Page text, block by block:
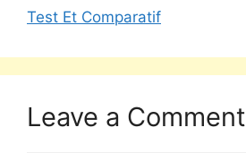
Test Et Comparatif
Leave a Comment